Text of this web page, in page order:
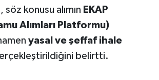
söz konusu alımın EKAP
Alımları Platformu)
yasal ve şeffaf ihale
belirtti.